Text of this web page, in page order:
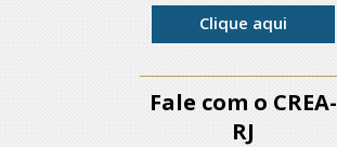
Clique aqui
Fale com o CREA-
RJ